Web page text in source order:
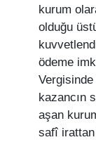
kurum
olduğu
ödeme
kazancın
aşan
safî